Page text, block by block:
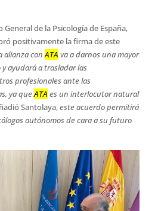
General de la Psicología de España,
positivamente la firma de este
alianza conATA va a darnos una mayor
ayudará a trasladar las
profesionales ante las
ya queATA es un interlocutor natural
Santolaya, este acuerdo permitirá
autónomos de cara a su futuro